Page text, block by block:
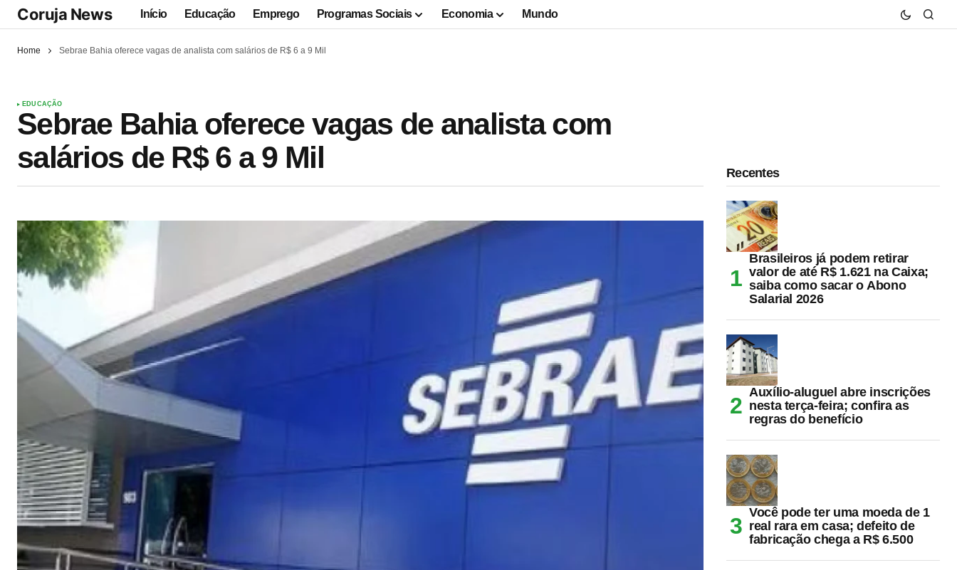
Coruja News Início Educação Emprego Programas Sociais Economia Mundo
Home Sebrae Bahia oferece vagas de analista com salários de R$ 6 a 9 Mil
EDUCAÇÃO
Sebrae Bahia oferece vagas de analista com
salários de R$ 6 a 9 Mil
Recentes
Brasileiros já podem retirar
valor de até R$ 1.621 na Caixa;
saiba como sacar o Abono
Salarial 2026
Auxílio-aluguel abre inscrições
nesta terça-feira; confira as
regras do benefício
Você pode ter uma moeda de 1
real rara em casa; defeito de
fabricação chega a R$ 6.500